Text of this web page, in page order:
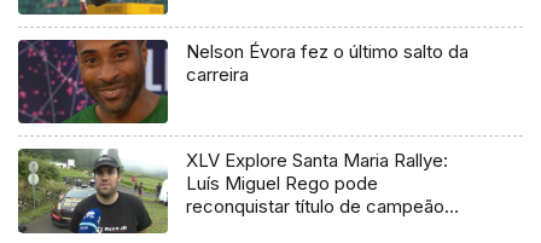
Nelson Évora fez o último salto da
carreira
XLV Explore Santa Maria Rallye:
Luís Miguel Rego pode
reconquistar título de campeão